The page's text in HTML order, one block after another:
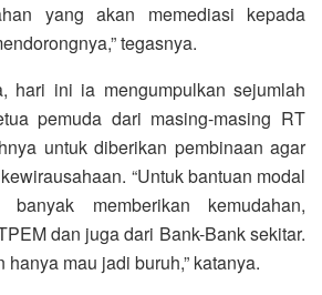
yang akan memediasi kepada
tegasnya.
hari ini ia mengumpulkan sejumlah
pemuda dari masing-masing RT
untuk diberikan pembinaan agar
“Untuk bantuan modal
banyak memberikan kemudahan,
dan juga dari Bank-Bank sekitar.
mau jadi buruh,” katanya.